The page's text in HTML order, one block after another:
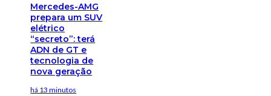
Mercedes-AMG
prepara um SUV
elétrico
“secreto”: terá
ADN de GT e
tecnologia de
nova geração
há 13 minutos